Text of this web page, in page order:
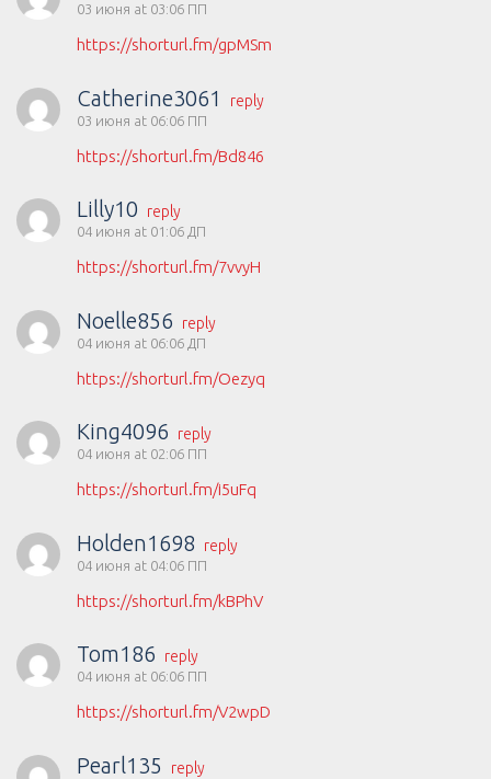
03 июня at 03:06 ПП
https://shorturl.fm/gpMSm
Catherine3061 reply
03 июня at 06:06 ПП
https://shorturl.fm/Bd846
Lilly10 reply
04 июня at 01:06 ДП
https://shorturl.fm/7vvyH
Noelle856 reply
04 июня at 06:06 ДП
https://shorturl.fm/Oezyq
King4096 reply
04 июня at 02:06 ПП
https://shorturl.fm/i5uFq
Holden1698 reply
04 июня at 04:06 ПП
https://shorturl.fm/kBPhV
Tom186 reply
04 июня at 06:06 ПП
https://shorturl.fm/V2wpD
Pearl135 reply